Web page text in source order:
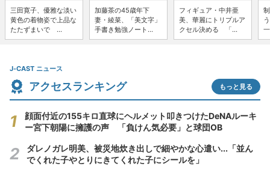
三田寛子、優雅な淡い
黄色の着物姿で上品な
たたずまいで ...
加藤茶の45歳年下
妻・綾菜、「美文字」
手書き勉強ノート...
フィギュア・中井亜
美、華麗にトリプルア
クセル決める 「...
J-CAST ニュース
アクセスランキング もっと見る
顔面付近の155キロ直球にヘルメット叩きつけたDeNAルーキ
ー宮下朝陽に擁護の声 「負けん気必要」と球団OB
ダレノガレ明美、被災地炊き出しで細やかな心遣い...「並ん
でくれた子やとりにきてくれた子にシールを」